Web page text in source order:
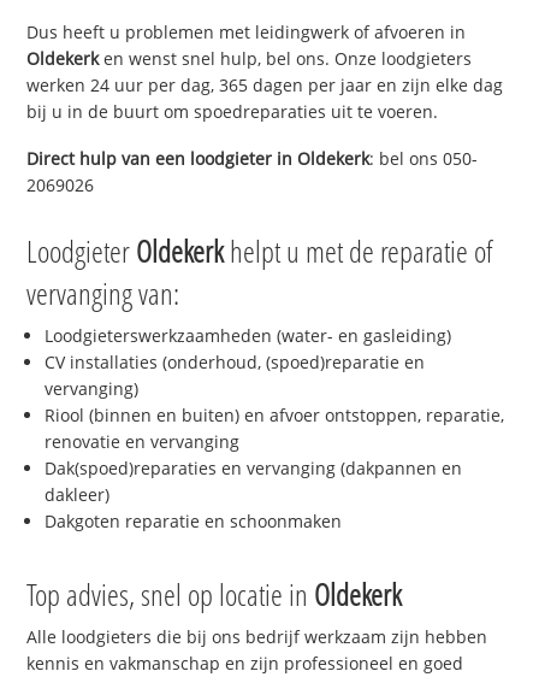
Dus heeft u problemen met leidingwerk of afvoeren in
Oldekerken wenst snel hulp, bel ons. Onze loodgieters
werken 24 uur per dag, 365 dagen per jaar en zijn elke dag
bij u in de buurt om spoedreparaties uit te voeren.
Direct hulp van een loodgieter inOldekerk: bel ons 050-
2069026
LoodgieterOldekerkhelpt u met de reparatie of
vervanging van:
Loodgieterswerkzaamheden (water- en gasleiding)
CV installaties (onderhoud, (spoed)reparatie en
vervanging)
Riool (binnen en buiten) en afvoer ontstoppen, reparatie,
renovatie en vervanging
Dak(spoed)reparaties en vervanging (dakpannen en
dakleer)
Dakgoten reparatie en schoonmaken
Top advies, snel op locatie in Oldekerk
Alle loodgieters die bij ons bedrijf werkzaam zijn hebben
kennis en vakmanschap en zijn professioneel en goed